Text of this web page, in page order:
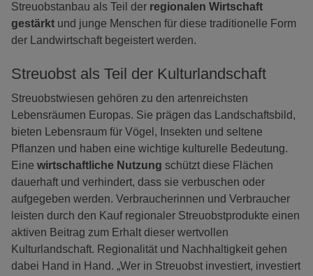
Streuobstanbau als Teil der regionalen Wirtschaft
gestärkt und junge Menschen für diese traditionelle Form
der Landwirtschaft begeistert werden.
Streuobst als Teil der Kulturlandschaft
Streuobstwiesen gehören zu den artenreichsten
Lebensräumen Europas. Sie prägen das Landschaftsbild,
bieten Lebensraum für Vögel, Insekten und seltene
Pflanzen und haben eine wichtige kulturelle Bedeutung.
Eine wirtschaftliche Nutzung schützt diese Flächen
dauerhaft und verhindert, dass sie verbuschen oder
aufgegeben werden. Verbraucherinnen und Verbraucher
leisten durch den Kauf regionaler Streuobstprodukte einen
aktiven Beitrag zum Erhalt dieser wertvollen
Kulturlandschaft. Regionalität und Nachhaltigkeit gehen
dabei Hand in Hand. „Wer in Streuobst investiert, investiert